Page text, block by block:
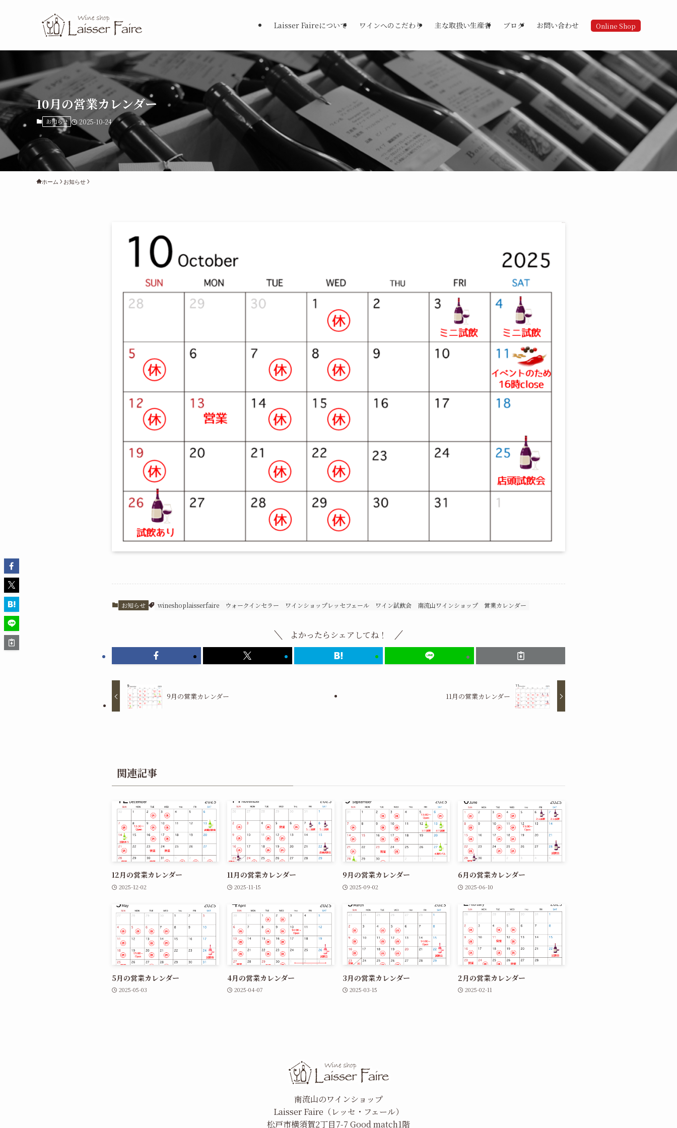
Laisser Faireについて ワインへのこだわり 主な取扱い生産者 ブログ お問い合わせ Online Shop
10月の営業カレンダー
お知らせ 2025-10-24
ホーム お知らせ
お知らせ wineshoplaisserfaire ウォークインセラー ワインショップレッセフェール ワイン試飲会 南流山ワインショップ 営業カレンダー
よかったらシェアしてね！
9月の営業カレンダー 11月の営業カレンダー
関連記事
12月の営業カレンダー
2025-12-02
11月の営業カレンダー
2025-11-15
9月の営業カレンダー
2025-09-02
6月の営業カレンダー
2025-06-10
5月の営業カレンダー
2025-05-03
4月の営業カレンダー
2025-04-07
3月の営業カレンダー
2025-03-15
2月の営業カレンダー
2025-02-11
南流山のワインショップ
Laisser Faire（レッセ・フェール）
松戸市横須賀2丁目7-7 Good match1階